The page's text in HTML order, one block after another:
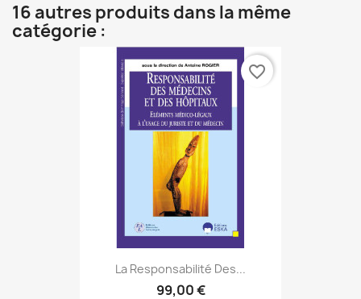
16 autres produits dans la même
catégorie :
La Responsabilité Des...
99,00 €
favorite_border